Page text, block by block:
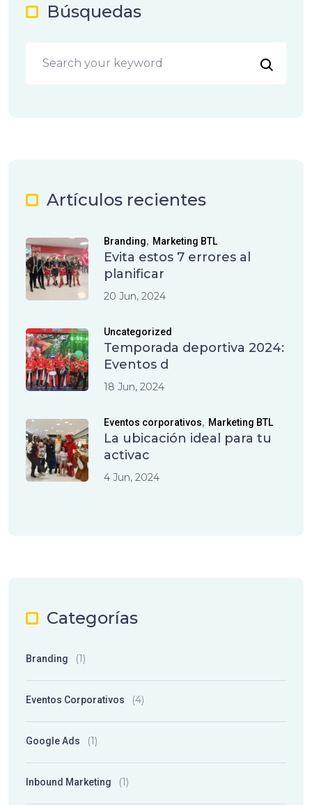
Búsquedas
Artículos recientes
Branding, Marketing BTL
Evita estos 7 errores al
planificar
20 Jun, 2024
Uncategorized
Temporada deportiva 2024:
Eventos d
18 Jun, 2024
Eventos corporativos, Marketing BTL
La ubicación ideal para tu
activac
4 Jun, 2024
Categorías
Branding (1)
Eventos Corporativos (4)
Google Ads (1)
Inbound Marketing (1)